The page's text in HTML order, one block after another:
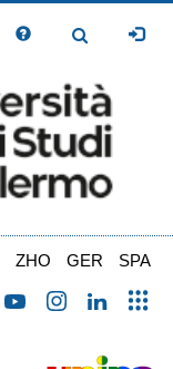
Toggle
ZHO GER SPA